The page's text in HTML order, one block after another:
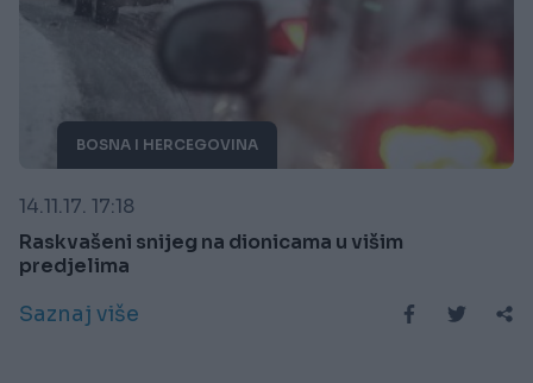
BOSNA I HERCEGOVINA
14.11.17. 17:18
Raskvašeni snijeg na dionicama u višim
predjelima
Saznaj više